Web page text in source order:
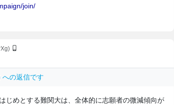
の返信です
じめとする難関大は、全体的に志願者の微減傾向が